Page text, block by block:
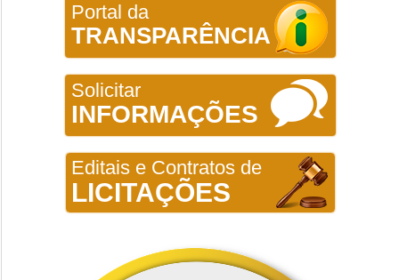
Portal da
TRANSPARÊNCIA
Solicitar
INFORMAÇÕES
Editais e Contratos de
LICITAÇÕES